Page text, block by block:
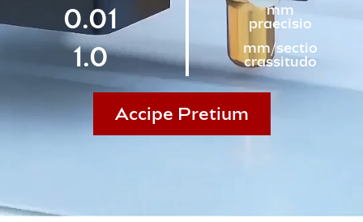
0.01
mm
praecisio
1.0
mm/sectio
crassitudo
Accipe Pretium